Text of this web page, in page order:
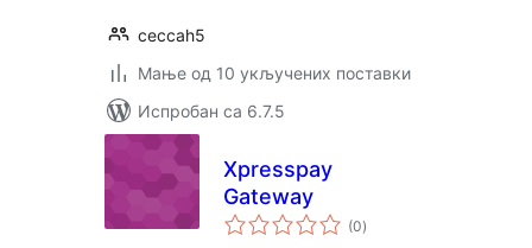
ceccah5
Мање од 10 укључених поставки
Испробан са 6.7.5
Xpresspay
Gateway
(0укупних
оцена
)